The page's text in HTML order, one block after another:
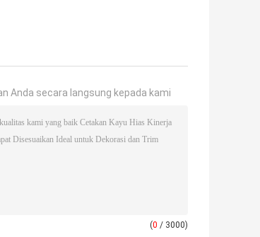
Anda secara langsung kepada kami
(0 / 3000)